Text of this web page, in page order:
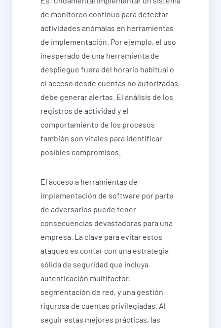
de monitoreo continuo para detectar
actividades anómalas en herramientas
de implementación. Por ejemplo, el uso
inesperado de una herramienta de
despliegue fuera del horario habitual o
el acceso desde cuentas no autorizadas
debe generar alertas. El análisis de los
registros de actividad y el
comportamiento de los procesos
también son vitales para identificar
posibles compromisos.
El acceso a herramientas de
implementación de software por parte
de adversarios puede tener
consecuencias devastadoras para una
empresa. La clave para evitar estos
ataques es contar con una estrategia
sólida de seguridad que incluya
autenticación multifactor,
segmentación de red, y una gestión
rigurosa de cuentas privilegiadas. Al
seguir estas mejores prácticas, las